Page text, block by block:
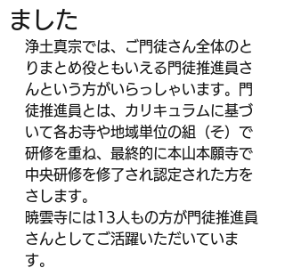
ました
浄土真宗では、ご門徒さん全体のと
りまとめ役ともいえる門徒推進員さ
んという方がいらっしゃいます。門
徒推進員とは、カリキュラムに基づ
いて各お寺や地域単位の組（そ）で
研修を重ね、最終的に本山本願寺で
中央研修を修了され認定された方を
さします。
暁雲寺には13人もの方が門徒推進員
さんとしてご活躍いただいていま
す。